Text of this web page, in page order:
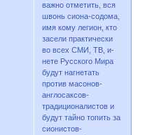
важно отметить, вся
швонь сиона-содома,
имя кому легион, кто
засели практически
во всех СМИ, ТВ, и-
нете Русского Мира
будут нагнетать
против масонов-
англосаксов-
традиционалистов и
будут тайно топить за
сионистов-